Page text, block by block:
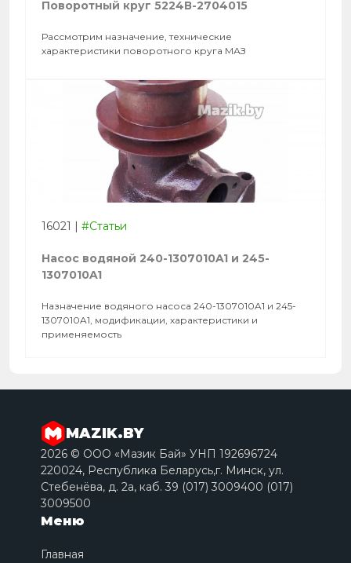
Поворотный круг 5224В-2704015
Рассмотрим назначение, технические
характеристики поворотного круга МАЗ
16021 | #Статьи
Насос водяной 240-1307010A1 и 245-
1307010A1
Назначение водяного насоса 240-1307010A1 и 245-
1307010A1, модификации, характеристики и
применяемость
MAZIK.BY
2026 © ООО «Мазик Бай» УНП 192696724
220024, Республика Беларусь,г. Минск, ул.
Стебенёва, д. 2a, каб. 39 (017) 3009400 (017)
3009500
Меню
Главная